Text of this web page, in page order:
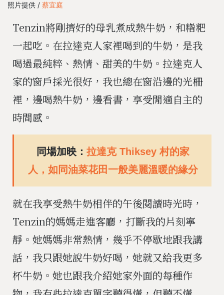
照片提供 / 蔡宜庭
Tenzin將剛擠好的母乳煮成熱牛奶，和糌粑
一起吃。在拉達克人家裡喝到的牛奶，是我
喝過最純粹、熱情、甜美的牛奶。拉達克人
家的窗戶採光很好，我也總在窗沿邊的光柵
裡，邊喝熱牛奶，邊看書，享受閒適自主的
時間感。
同場加映： 拉達克 Thiksey 村的家
人，如同油菜花田一般美麗溫暖的緣分
就在我享受熱牛奶相伴的午後閱讀時光時，
Tenzin的媽媽走進客廳，打斷我的片刻寧
靜。她媽媽非常熱情，幾乎不停歇地跟我講
話，我只跟她說牛奶好喝，她就又給我更多
杯牛奶。她也跟我介紹她家外面的每種作